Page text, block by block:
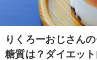
りくろーおじさん
糖質は？ダイエッ